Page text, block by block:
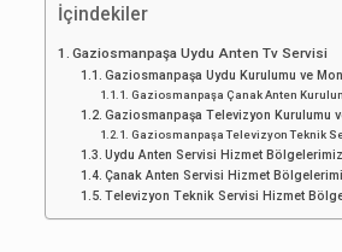
İçindekiler
Gaziosmanpaşa Uydu Anten Tv Servisi
Gaziosmanpaşa Uydu Kurulumu ve
Gaziosmanpaşa Çanak Anten
Gaziosmanpaşa Televizyon Kurulumu
Gaziosmanpaşa Televizyon Teknik
Uydu Anten Servisi Hizmet Bölgelerimiz
Çanak Anten Servisi Hizmet
Televizyon Teknik Servisi Hizmet